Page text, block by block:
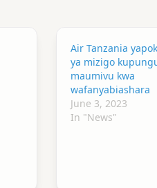
Air Tanzania
ya mizigo
maumivu kwa
wafanyabiashara
June 3, 2023
In "News"